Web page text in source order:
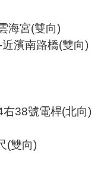
海宮(雙向)
濱南路橋(雙向)
38號電桿(北向)
(雙向)